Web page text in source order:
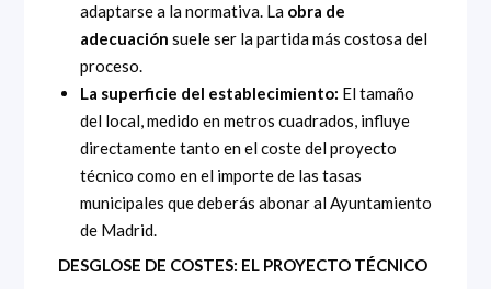
adaptarse a la normativa. La obra de
adecuación suele ser la partida más costosa del
proceso.
La superficie del establecimiento: El tamaño
del local, medido en metros cuadrados, influye
directamente tanto en el coste del proyecto
técnico como en el importe de las tasas
municipales que deberás abonar al Ayuntamiento
de Madrid.
DESGLOSE DE COSTES: EL PROYECTO TÉCNICO